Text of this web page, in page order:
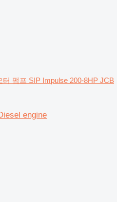
터 펌프 SIP Impulse 200-8HP JCB
engine